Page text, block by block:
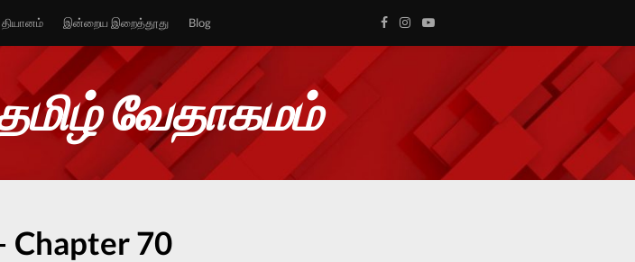
தியானம் இன்றைய இறைத்தூது Blog
தமிழ் வேதாகமம்
Chapter 70